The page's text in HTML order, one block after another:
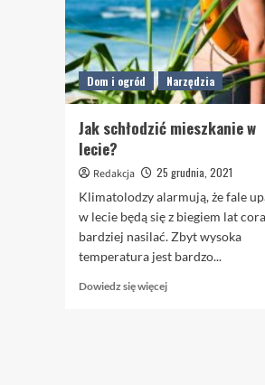
Dom i ogród Narzędzia
Jak schłodzić mieszkanie w
lecie?
Redakcja
25 grudnia, 2021
Klimatolodzy alarmują, że fale
w lecie będą się z biegiem lat
bardziej nasilać. Zbyt wysoka
temperatura jest bardzo...
Dowiedz się więcejDowiedz